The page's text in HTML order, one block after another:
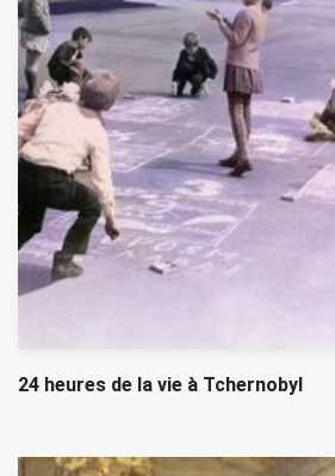
24 heures de la vie à Tchernobyl